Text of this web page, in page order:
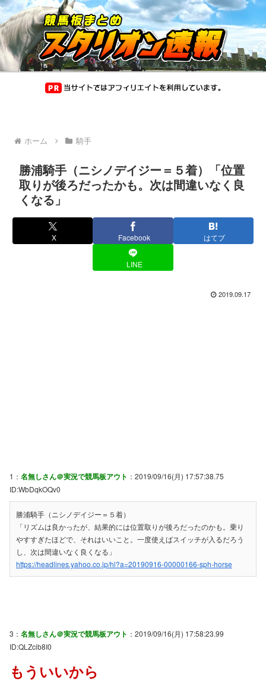
ホーム 騎手
勝浦騎手（ニシノデイジー＝５着）「位置
取りが後ろだったかも。次は間違いなく良
くなる」
X Facebook はてブ
LINE
2019.09.17
1： 名無しさん＠実況で競馬板アウト ：2019/09/16(月) 17:57:38.75
ID:WbDqkOQv0
勝浦騎手（ニシノデイジー＝５着）
「リズムは良かったが、結果的には位置取りが後ろだったのかも。乗り
やすすぎたほどで、それはいいこと。一度使えばスイッチが入るだろう
し、次は間違いなく良くなる」
https://headlines.yahoo.co.jp/hl?a=20190916-00000166-sph-horse
3： 名無しさん＠実況で競馬板アウト ：2019/09/16(月) 17:58:23.99
ID:QLZcib8I0
もういいから